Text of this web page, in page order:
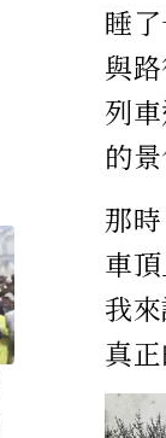
睡
與
列
的
那
車
我
真